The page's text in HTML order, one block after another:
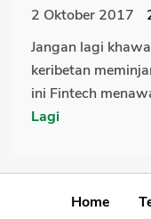
2 Oktober 2017
Jangan lagi
keribetan
ini Fintech
Lagi
Home